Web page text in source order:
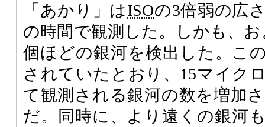
「あかり」はISOの3倍弱の広
の時間で観測した。しかも、
個ほどの銀河を検出した。こ
されていたとおり、15マイク
て観測される銀河の数を増加
だ。同時に、より遠くの銀河